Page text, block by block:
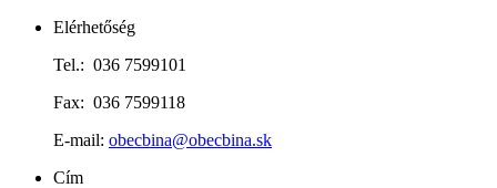
Elérhetőség
Tel.: 036 7599101
Fax: 036 7599118
E-mail: obecbina@obecbina.sk
Cím